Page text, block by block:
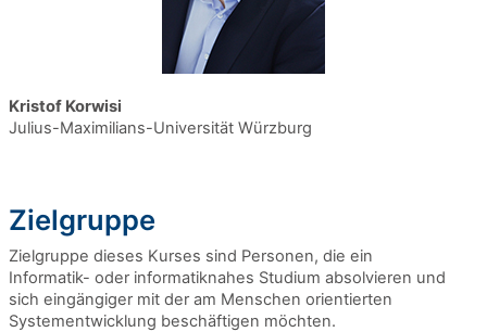
Kristof Korwisi
Julius-Maximilians-Universität Würzburg
Zielgruppe
Zielgruppe dieses Kurses sind Personen, die ein
Informatik- oder informatiknahes Studium absolvieren und
sich eingängiger mit der am Menschen orientierten
Systementwicklung beschäftigen möchten.